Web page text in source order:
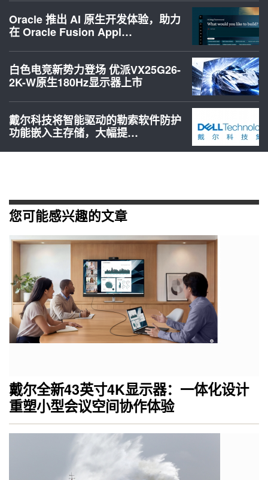
Oracle 推出 AI 原生开发体验，助力
在 Oracle Fusion Appl…
白色电竞新势力登场 优派VX25G26-
2K-W原生180Hz显示器上市
戴尔科技将智能驱动的勒索软件防护
功能嵌入主存储，大幅提…
您可能感兴趣的文章
戴尔全新43英寸4K显示器：一体化设计
重塑小型会议空间协作体验